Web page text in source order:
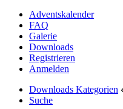
Adventskalender
FAQ
Galerie
Downloads
Registrieren
Anmelden
Downloads Kategorien ‹
Suche